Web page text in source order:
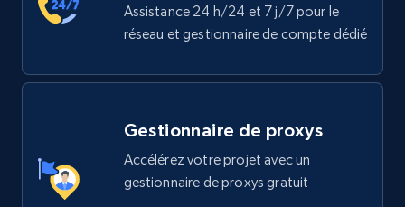
Assistance 24 h/24 et 7 j/7 pour le
réseau et gestionnaire de compte dédié
Gestionnaire de proxys
Accélérez votre projet avec un
gestionnaire de proxys gratuit